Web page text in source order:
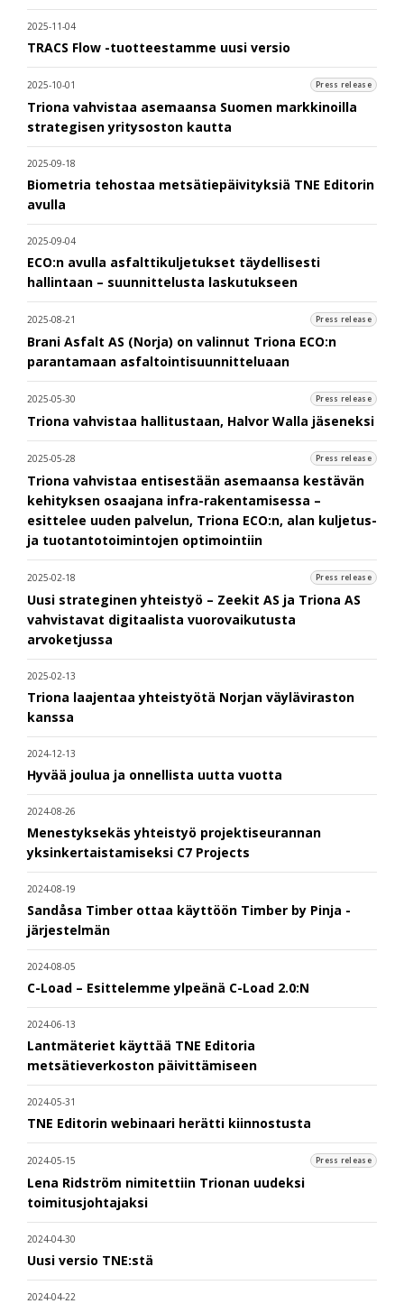
2025-11-04
TRACS Flow -tuotteestamme uusi versio
2025-10-01 Press release
Triona vahvistaa asemaansa Suomen markkinoilla
strategisen yritysoston kautta
2025-09-18
Biometria tehostaa metsätiepäivityksiä TNE Editorin
avulla
2025-09-04
ECO:n avulla asfalttikuljetukset täydellisesti
hallintaan – suunnittelusta laskutukseen
2025-08-21 Press release
Brani Asfalt AS (Norja) on valinnut Triona ECO:n
parantamaan asfaltointisuunnitteluaan
2025-05-30 Press release
Triona vahvistaa hallitustaan, Halvor Walla jäseneksi
2025-05-28 Press release
Triona vahvistaa entisestään asemaansa kestävän
kehityksen osaajana infra-rakentamisessa –
esittelee uuden palvelun, Triona ECO:n, alan kuljetus-
ja tuotantotoimintojen optimointiin
2025-02-18 Press release
Uusi strateginen yhteistyö – Zeekit AS ja Triona AS
vahvistavat digitaalista vuorovaikutusta
arvoketjussa
2025-02-13
Triona laajentaa yhteistyötä Norjan väyläviraston
kanssa
2024-12-13
Hyvää joulua ja onnellista uutta vuotta
2024-08-26
Menestyksekäs yhteistyö projektiseurannan
yksinkertaistamiseksi C7 Projects
2024-08-19
Sandåsa Timber ottaa käyttöön Timber by Pinja -
järjestelmän
2024-08-05
C-Load – Esittelemme ylpeänä C-Load 2.0:N
2024-06-13
Lantmäteriet käyttää TNE Editoria
metsätieverkoston päivittämiseen
2024-05-31
TNE Editorin webinaari herätti kiinnostusta
2024-05-15 Press release
Lena Ridström nimitettiin Trionan uudeksi
toimitusjohtajaksi
2024-04-30
Uusi versio TNE:stä
2024-04-22